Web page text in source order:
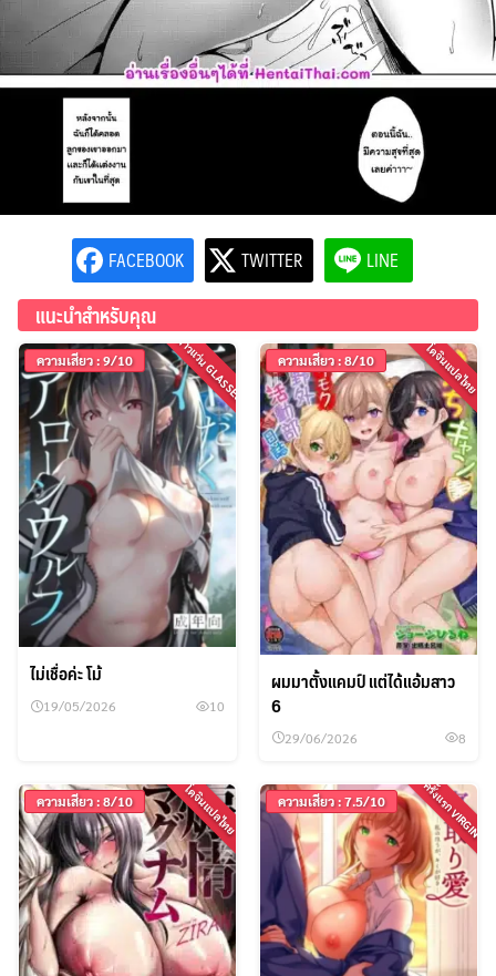
FACEBOOK TWITTER LINE
แนะนำสำหรับคุณ
สาวแว่น GLASSES
ความเสียว : 9/10
ไม่เชื่อค่ะ โม้
19/05/2026 10
โดจินแปลไทย
ความเสียว : 8/10
ผมมาตั้งแคมป์ แต่ได้แอ้มสาว
6
29/06/2026 8
โดจินแปลไทย
ความเสียว : 8/10 ครั้งแรก VIRGIN
ความเสียว : 7.5/10